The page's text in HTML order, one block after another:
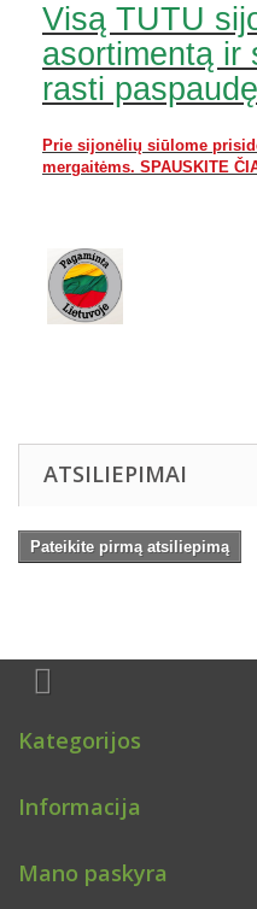
Visą TUTU
asortimentą ir
rasti
Prie sijonėlių siūlome
mergaitėms. SPAUSKITE
ATSILIEPIMAI
Pateikite pirmą atsiliepimą
Kategorijos
Informacija
Mano paskyra